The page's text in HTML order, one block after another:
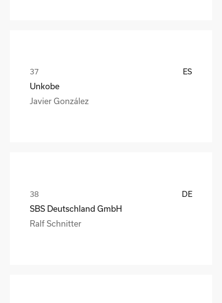
ES
Unkobe
Javier González
DE
SBS Deutschland GmbH
Ralf Schnitter